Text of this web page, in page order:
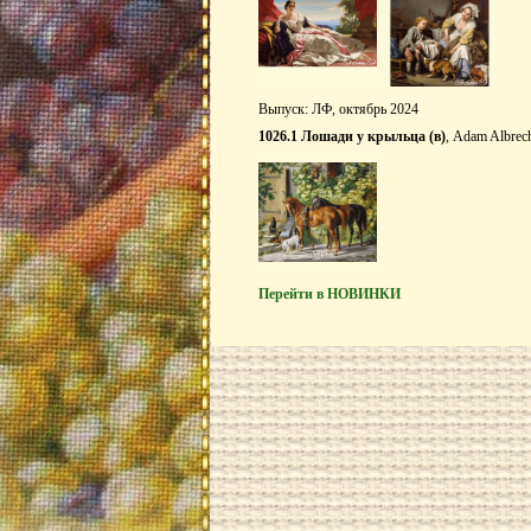
Выпуск: ЛФ, октябрь 2024
1026.1 Лошади у крыльца (в), Adam
Перейти в НОВИНКИ